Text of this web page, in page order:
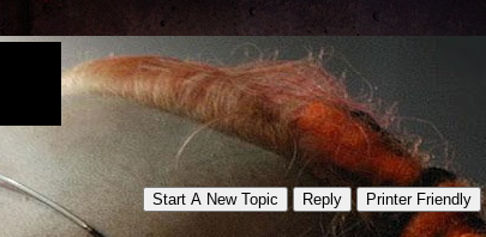
Start A New Topic Reply Printer Friendly